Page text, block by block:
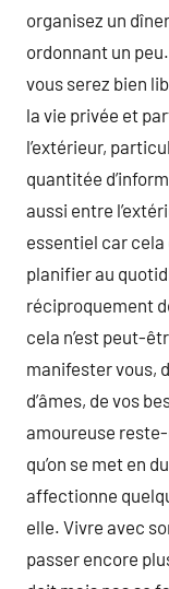
organisez un
ordonnant un
vous serez bien
la vie privée et
l’extérieur,
quantitée
aussi entre
essentiel car cela
planifier au
réciproquement
cela n’est peut-
manifester vous,
d’âmes, de vos
amoureuse
qu’on se met en
affectionne
elle. Vivre avec
passer encore